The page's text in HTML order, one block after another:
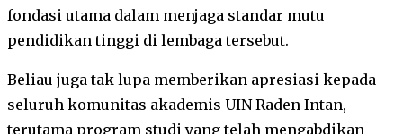
fondasi utama dalam menjaga standar mutu
pendidikan tinggi di lembaga tersebut.
Beliau juga tak lupa memberikan apresiasi kepada
seluruh komunitas akademis UIN Raden Intan,
terutama program studi yang telah mengabdikan